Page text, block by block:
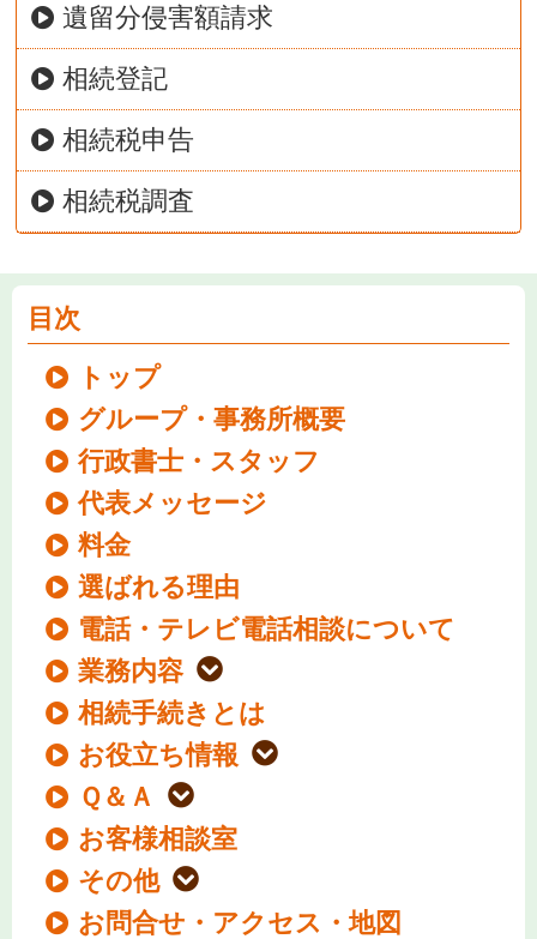
遺留分侵害額請求
相続登記
相続税申告
相続税調査
目次
トップ
グループ・事務所概要
行政書士・スタッフ
代表メッセージ
料金
選ばれる理由
電話・テレビ電話相談について
業務内容
相続手続きとは
お役立ち情報
Ｑ＆Ａ
お客様相談室
その他
お問合せ・アクセス・地図